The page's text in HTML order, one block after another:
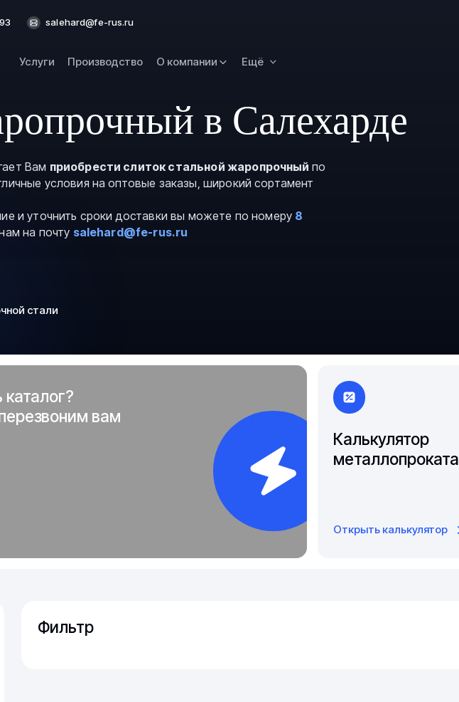
salehard@fe-rus.ru
Услуги Производство О компании Ещё
Самара
в Салехарде
Вам приобрести слиток стальной жаропрочный по
условия на оптовые заказы, широкий сортамент
и уточнить сроки доставки вы можете по номеру 8
на почту salehard@fe-rus.ru
стали
вам
Калькулятор
металлопроката
Открыть калькулятор
Фильтр